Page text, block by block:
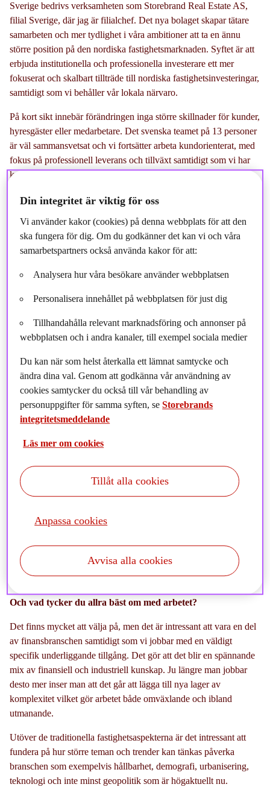
Sverige bedrivs verksamheten som Storebrand Real Estate AS,
filial Sverige, där jag är filialchef. Det nya bolaget skapar tätare
samarbeten och mer tydlighet i våra ambitioner att ta en ännu
större position på den nordiska fastighetsmarknaden. Syftet är att
erbjuda institutionella och professionella investerare ett mer
fokuserat och skalbart tillträde till nordiska fastighetsinvesteringar,
samtidigt som vi behåller vår lokala närvaro.
På kort sikt innebär förändringen inga större skillnader för kunder,
hyresgäster eller medarbetare. Det svenska teamet på 13 personer
är väl sammansvetsat och vi fortsätter arbeta kundorienterat, med
fokus på professionell leverans och tillväxt samtidigt som vi har
kul på jobbet.
Om vi börjar med en tillbakablick, vad var det som lockade
Efter avslutade ekonomistudier i Sverige flyttade jag till London
för att jobba på en amerikansk investmentbank där mitt
mig för att flytta hem till Sverige igen så var det egentligen en
tillfällighet att jag valde fastighetsbranschen, och nu drygt 20 år
Under den här tiden har jag haft flera roller inom rådgivning,
på investeringar, fonder och kapitalresning. Branschen är
tillräckligt stor för att det ska finnas mycket
utvecklingsmöjligheter samtidigt som den är tillräckligt liten för att
man ska kunna få en god överblick.
förmånen att lära känna många trevliga personer varav det är flera
“Att omge mig med personer som kombinerar
goda relationer är väldigt stimulerande.”
Och vad tycker du allra bäst om med arbetet?
Det finns mycket att välja på, men det är intressant att vara en del
av finansbranschen samtidigt som vi jobbar med en väldigt
specifik underliggande tillgång. Det gör att det blir en spännande
mix av finansiell och industriell kunskap. Ju längre man jobbar
desto mer inser man att det går att lägga till nya lager av
komplexitet vilket gör arbetet både omväxlande och ibland
utmanande.
Utöver de traditionella fastighetsaspekterna är det intressant att
fundera på hur större teman och trender kan tänkas påverka
branschen som exempelvis hållbarhet, demografi, urbanisering,
teknologi och inte minst geopolitik som är högaktuellt nu.
Din integritet är viktig för oss
Vi använder kakor (cookies) på denna webbplats för att den
ska fungera för dig. Om du godkänner det kan vi och våra
samarbetspartners också använda kakor för att:
Analysera hur våra besökare använder webbplatsen
Personalisera innehållet på webbplatsen för just dig
Tillhandahålla relevant marknadsföring och annonser på
webbplatsen och i andra kanaler, till exempel sociala medier
Du kan när som helst återkalla ett lämnat samtycke och
ändra dina val. Genom att godkänna vår användning av
cookies samtycker du också till vår behandling av
personuppgifter för samma syften, seStorebrands
integritetsmeddelande
Läs mer om cookies
Anpassa cookies
Avvisa alla cookies
Tillåt alla cookies